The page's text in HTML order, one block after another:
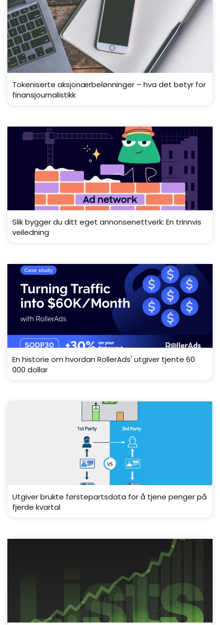
Tokeniserte aksjonærbelønninger – hva det betyr for
finansjournalistikk
Slik bygger du ditt eget annonsenettverk: En trinnvis
veiledning
En historie om hvordan RollerAds' utgiver tjente 60
000 dollar
Utgiver brukte førstepartsdata for å tjene penger på
fjerde kvartal